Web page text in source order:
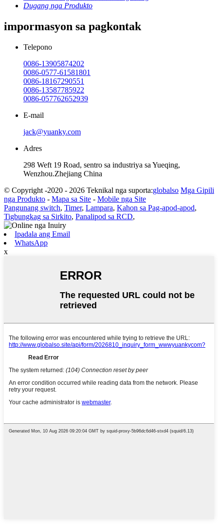
Dugang nga Produkto
impormasyon sa pagkontak
Telepono
0086-13905874202
0086-0577-61581801
0086-18167290551
0086-13587785922
0086-057762652939
E-mail
jack@yuanky.com
Adres
298 Weft 19 Road, sentro sa industriya sa Yueqing,
Wenzhou.Zhejiang China
© Copyright -2020 - 2026 Teknikal nga suporta:globalso Mga Gipili
nga Produkto - Mapa sa Site - Mobile nga Site
Pangunang switch, Timer, Lampara, Kahon sa Pag-apod-apod,
Tigbungkag sa Sirkito, Panalipod sa RCD,
Ipadala ang Email
WhatsApp
x